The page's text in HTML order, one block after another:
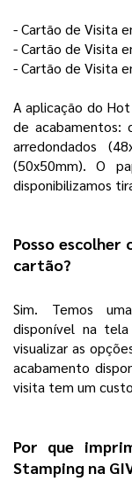
- Cartão de Visita
- Cartão de Visita
- Cartão de Visita
A aplicação do
de
arredondados
(50x50mm). O
disponibilizamos
Posso
cartão?
Sim. Temos
disponível na
visualizar as
acabamento
visita tem um
Por que
Stamping na